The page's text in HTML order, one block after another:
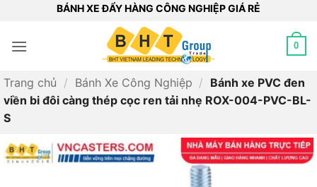
nội
BÁNH XE ĐẨY HÀNG CÔNG NGHIỆP GIÁ RẺ
0
Trang chủ / Bánh Xe Công Nghiệp / Bánh xe PVC đen
viền bi đôi càng thép cọc ren tải nhẹ ROX-004-PVC-BL-
S